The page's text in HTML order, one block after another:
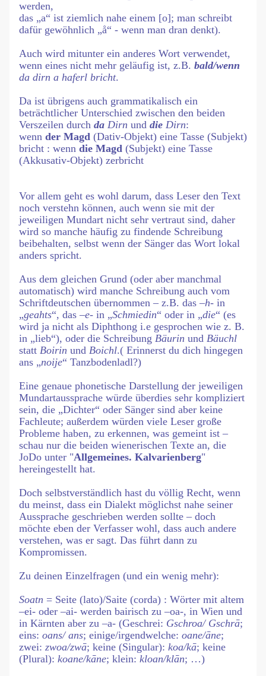
werden,
das „a“ ist ziemlich nahe einem [o]; man schreibt
dafür gewöhnlich „å“ - wenn man dran denkt).
Auch wird mitunter ein anderes Wort verwendet,
wenn eines nicht mehr geläufig ist, z.B. bald/wenn
da dirn a haferl bricht.
Da ist übrigens auch grammatikalisch ein
beträchtlicher Unterschied zwischen den beiden
Verszeilen durch da Dirn und die Dirn:
wenn der Magd (Dativ-Objekt) eine Tasse (Subjekt)
bricht : wenn die Magd (Subjekt) eine Tasse
(Akkusativ-Objekt) zerbricht
Vor allem geht es wohl darum, dass Leser den Text
noch verstehn können, auch wenn sie mit der
jeweiligen Mundart nicht sehr vertraut sind, daher
wird so manche häufig zu findende Schreibung
beibehalten, selbst wenn der Sänger das Wort lokal
anders spricht.
Aus dem gleichen Grund (oder aber manchmal
automatisch) wird manche Schreibung auch vom
Schriftdeutschen übernommen – z.B. das –h- in
„geahts“, das –e- in „Schmiedin“ oder in „die“ (es
wird ja nicht als Diphthong i.e gesprochen wie z. B.
in „lieb“), oder die Schreibung Bäurin und Bäuchl
statt Boirin und Boichl.( Erinnerst du dich hingegen
ans „noije“ Tanzbodenladl?)
Eine genaue phonetische Darstellung der jeweiligen
Mundartaussprache würde überdies sehr kompliziert
sein, die „Dichter“ oder Sänger sind aber keine
Fachleute; außerdem würden viele Leser große
Probleme haben, zu erkennen, was gemeint ist –
schau nur die beiden wienerischen Texte an, die
JoDo unter "Allgemeines. Kalvarienberg"
hereingestellt hat.
Doch selbstverständlich hast du völlig Recht, wenn
du meinst, dass ein Dialekt möglichst nahe seiner
Aussprache geschrieben werden sollte – doch
möchte eben der Verfasser wohl, dass auch andere
verstehen, was er sagt. Das führt dann zu
Kompromissen.
Zu deinen Einzelfragen (und ein wenig mehr):
Soatn = Seite (lato)/Saite (corda) : Wörter mit altem
–ei- oder –ai- werden bairisch zu –oa-, in Wien und
in Kärnten aber zu –a- (Geschrei: Gschroa/ Gschrā;
eins: oans/ ans; einige/irgendwelche: oane/āne;
zwei: zwoa/zwā; keine (Singular): koa/kā; keine
(Plural): koane/kāne; klein: kloan/klān; …)